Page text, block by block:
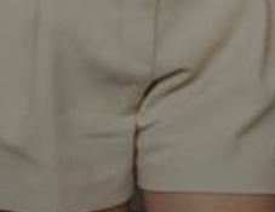
KÖRNYEZETVÉDELEM
TELEPÜLÉSRENDEZÉS
STRATÉGIÁK